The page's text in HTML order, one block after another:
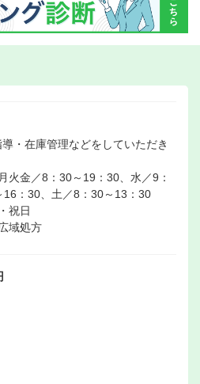
・在庫管理などをしていただき
火金／8：30～19：30、水／9：
：30、土／8：30～13：30
祝日
域処方